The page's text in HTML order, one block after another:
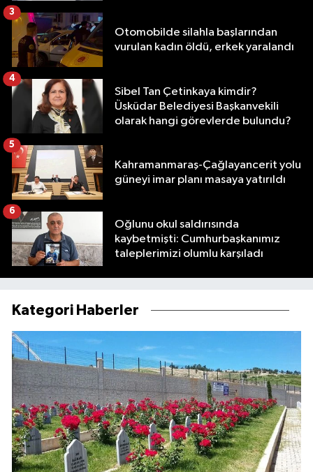
Otomobilde silahla başlarından
vurulan kadın öldü, erkek yaralandı
3
Sibel Tan Çetinkaya kimdir?
Üsküdar Belediyesi Başkanvekili
olarak hangi görevlerde bulundu?
4
Kahramanmaraş-Çağlayancerit yolu
güneyi imar planı masaya yatırıldı
5
Oğlunu okul saldırısında
kaybetmişti: Cumhurbaşkanımız
taleplerimizi olumlu karşıladı
6
Kategori Haberler